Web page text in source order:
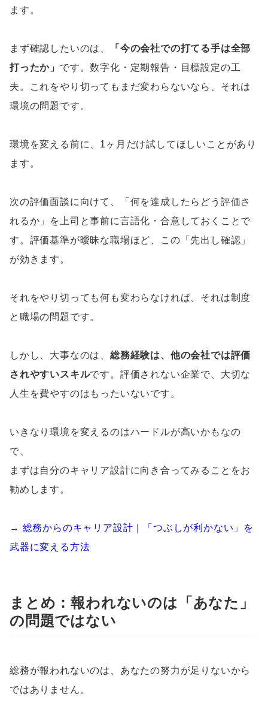
ます。
まず確認したいのは、
「今の会社での打てる手は全部
打ったか」 です。数字化・定期報告・目標設定の工
夫。これをやり切ってもまだ変わらないなら、それは
環境の問題です。
環境を変える前に、1ヶ月だけ試してほしいことがあり
ます。
次の評価面談に向けて、「何を達成したらどう評価さ
れるか」を上司と事前に言語化・合意しておくことで
す。評価基準が曖昧な職場ほど、この「先出し確認」
が効きます。
それをやり切っても何も変わらなければ、それは制度
と職場の問題です。
しかし、大事なのは、 総務経験は、他の会社では評価
されやすいスキルです。評価されない企業で、大切な
人生を費やすのはもったいないです。
いきなり環境を変えるのはハードルが高いかもなの
で、
まずは自分のキャリア設計に向き合ってみることをお
勧めします。
→ 総務からのキャリア設計｜「つぶしが利かない」を
武器に変える方法
まとめ：報われないのは「あなた」
の問題ではない
総務が報われないのは、あなたの努力が足りないから
ではありません。